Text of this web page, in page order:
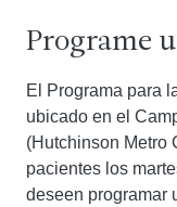
Programe
El Programa para
ubicado en el
(Hutchinson Metro
pacientes los
deseen programar